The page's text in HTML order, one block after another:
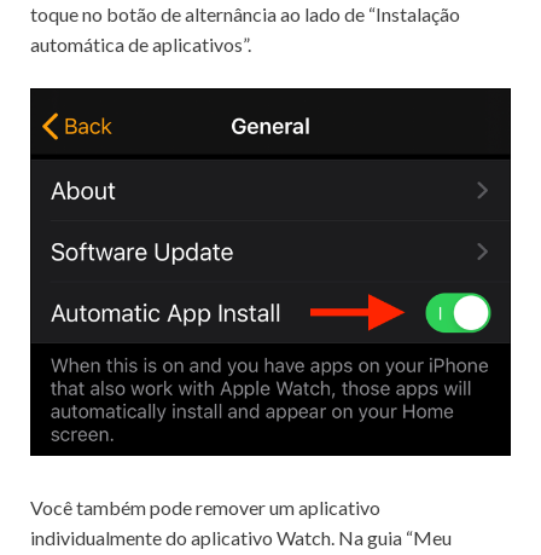
toque no botão de alternância ao lado de “Instalação
automática de aplicativos”.
Você também pode remover um aplicativo
individualmente do aplicativo Watch. Na guia “Meu